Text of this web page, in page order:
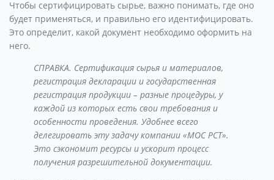
Чтобы сертифицировать сырье, важно понимать, где оно
будет применяться, и правильно его идентифицировать.
Это определит, какой документ необходимо оформить на
него.
СПРАВКА. Сертификация сырья и материалов,
регистрация декларации и государственная
регистрация продукции – разные процедуры, у
каждой из которых есть свои требования и
особенности проведения. Удобнее всего
делегировать эту задачу компании «МОС РСТ».
Это сэкономит ресурсы и ускорит процесс
получения разрешительной документации.